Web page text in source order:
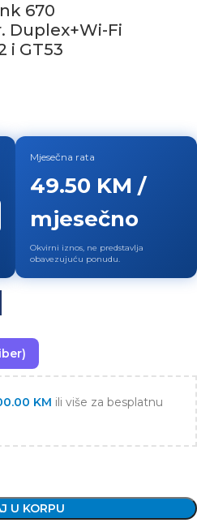
670
Duplex+Wi-Fi
i GT53
Mjesečna rata
49.50 KM /
mjesečno
Okvirni iznos, ne predstavlja
obavezujuću ponudu.
KM ili više za besplatnu
U KORPU